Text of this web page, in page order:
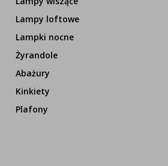
Lampy loftowe
Lampki nocne
Żyrandole
Abażury
Kinkiety
Plafony